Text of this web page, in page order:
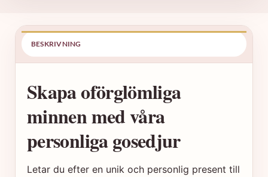
BESKRIVNING
Skapa oförglömliga
minnen med våra
personliga gosedjur
Letar du efter en unik och personlig present till